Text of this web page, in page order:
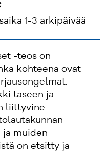
1-3 arkipäivää
-teos on
kohteena ovat
taseen ja
liittyvine
ja muiden
on etsitty ja